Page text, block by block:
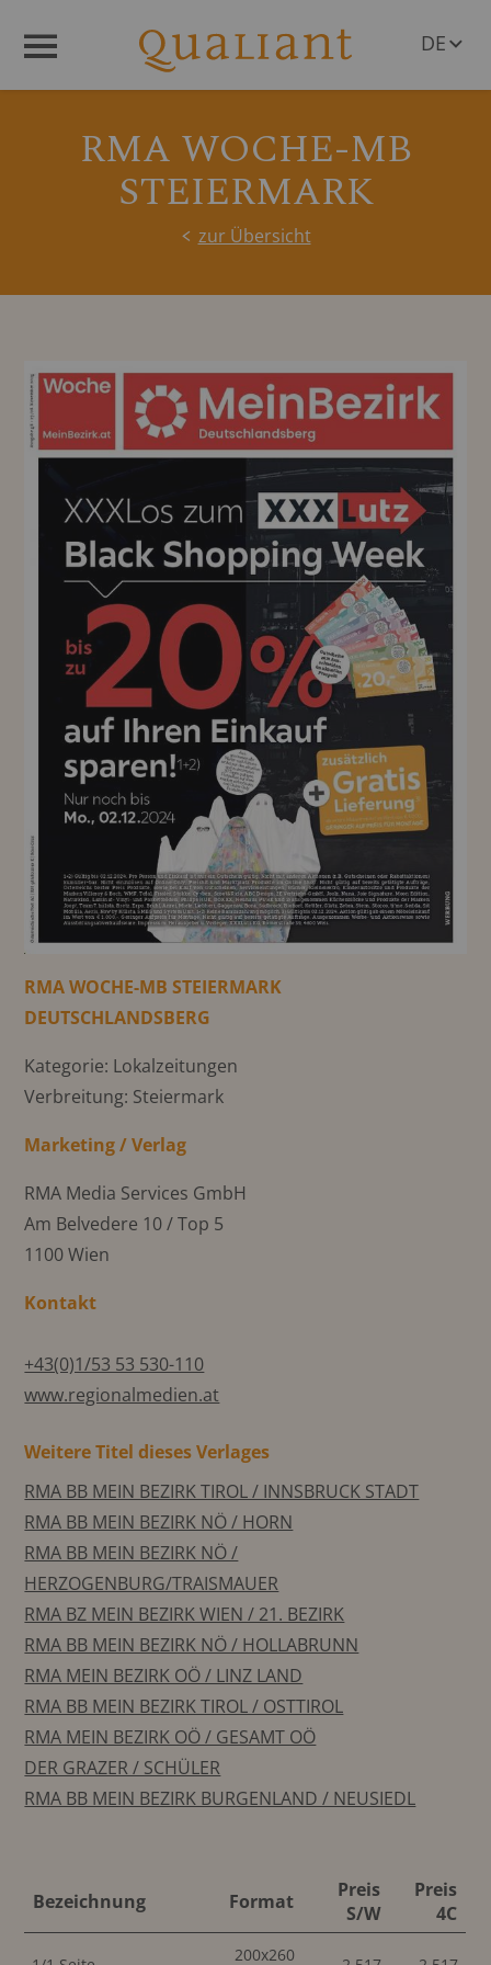
DE
RMA WOCHE-MB
STEIERMARK
zur Übersicht
RMA WOCHE-MB STEIERMARK
DEUTSCHLANDSBERG
Kategorie: Lokalzeitungen
Verbreitung: Steiermark
Marketing / Verlag
RMA Media Services GmbH
Am Belvedere 10 / Top 5
1100 Wien
Kontakt
+43(0)1/53 53 530-110
www.regionalmedien.at
Weitere Titel dieses Verlages
RMA BB MEIN BEZIRK TIROL / INNSBRUCK STADT
RMA BB MEIN BEZIRK NÖ / HORN
RMA BB MEIN BEZIRK NÖ /
HERZOGENBURG/TRAISMAUER
RMA BZ MEIN BEZIRK WIEN / 21. BEZIRK
RMA BB MEIN BEZIRK NÖ / HOLLABRUNN
RMA MEIN BEZIRK OÖ / LINZ LAND
RMA BB MEIN BEZIRK TIROL / OSTTIROL
RMA MEIN BEZIRK OÖ / GESAMT OÖ
DER GRAZER / SCHÜLER
RMA BB MEIN BEZIRK BURGENLAND / NEUSIEDL
Bezeichnung Format
Preis
S/W
Preis
4C
200x260